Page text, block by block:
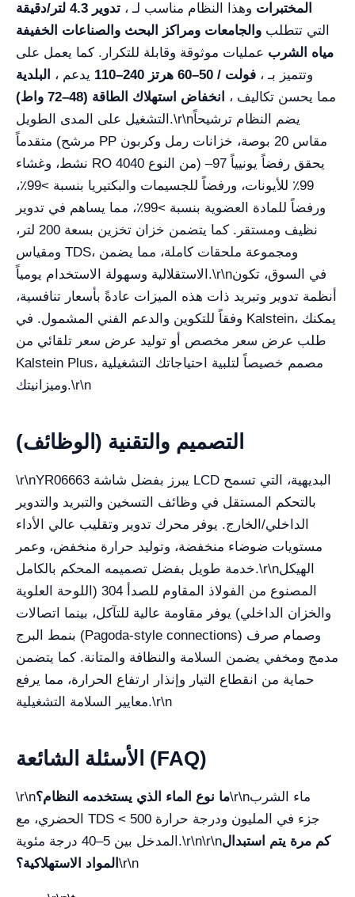
تدوير 4.3 لتر/دقيقة
المختبرات
والجامعات ومراكز البحث والصناعات الخفيفة
مياه الشرب
البلدية
110–240 فولت / 50–60 هرتز
، وتتميز بـ
انخفاض استهلاك الطاقة (48–72 واط)
، مما يحسن تكاليف
التشغيل على المدى الطويل.\r\nيضم النظام ترشيحاً
متقدماً (مرشح PP مقاس 20 بوصة، خزانات رمل وكربون
نشط، وغشاء RO من النوع 4040) يحقق رفضاً يونيياً 97–
99٪ للأيونات، ورفضاً للجسيمات والبكتيريا بنسبة >99٪،
ورفضاً للمادة العضوية بنسبة >99٪، مما يساهم في تدوير
نظيف ومستقر. كما يتضمن خزان تخزين بسعة 200 لتر،
ومقياس TDS، ومجموعة ملحقات كاملة، مما يضمن
الاستقلالية وسهولة الاستخدام يومياً.\r\nفي السوق، تكون
أنظمة تدوير وتبريد ذات هذه الميزات عادةً بأسعار تنافسية،
وفقاً للتكوين والدعم الفني المشمول. في Kalstein، يمكنك
طلب عرض سعر مخصص أو توليد عرض سعر تلقائي من
Kalstein Plus، مصمم خصيصاً لتلبية احتياجاتك التشغيلية
وميزانيتك.\r\n
التصميم والتقنية (الوظائف)
\r\nYR06663 يبرز بفضل شاشة LCD البديهية، التي تسمح
بالتحكم المستقل في وظائف التسخين والتبريد والتدوير
الداخلي/الخارج. يوفر محرك تدوير وتقليب عالي الأداء
مستويات ضوضاء منخفضة، وتوليد حرارة منخفض، وعمر
خدمة طويل بفضل تصميمه المحكم بالكامل.\r\nالهيكل
المصنوع من الفولاذ المقاوم للصدأ 304 (اللوحة العلوية
والخزان الداخلي) يوفر مقاومة عالية للتآكل، بينما اتصالات
بنمط البرج (Pagoda-style connections) وصمام صرف
مدمج ومخفي يضمن السلامة والنظافة والمتانة. كما يتضمن
حماية من انقطاع التيار وإنذار ارتفاع الحرارة، مما يرفع
معايير السلامة التشغيلية.\r\n
الأسئلة الشائعة (FAQ)
\r\nما نوع الماء الذي يستخدمه النظام؟\r\nماء الشرب
الحضري، مع TDS < 500 جزء في المليون ودرجة حرارة
المدخل بين 5–40 درجة مئوية.\r\n\r\nكم مرة يتم استبدال
المواد الاستهلاكية؟ \r\n